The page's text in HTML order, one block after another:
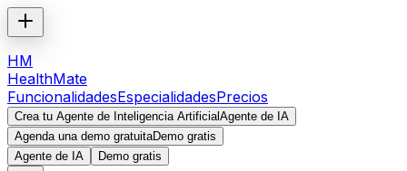
HM
HealthMate
FuncionalidadesEspecialidadesPrecios
Crea tu Agente de Inteligencia ArtificialAgente de IA
Agenda una demo gratuitaDemo gratis
Agente de IA
Demo gratis